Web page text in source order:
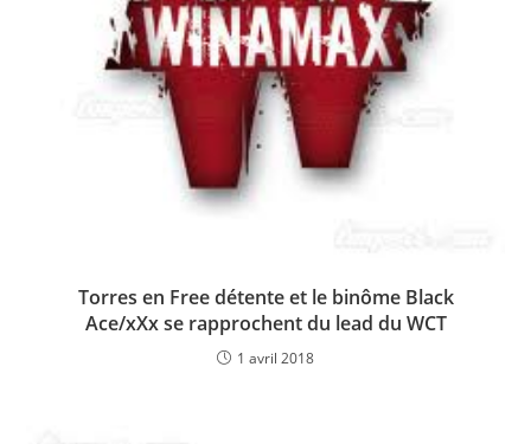
Torres en Free détente et le binôme Black
Ace/xXx se rapprochent du lead du WCT
1 avril 2018